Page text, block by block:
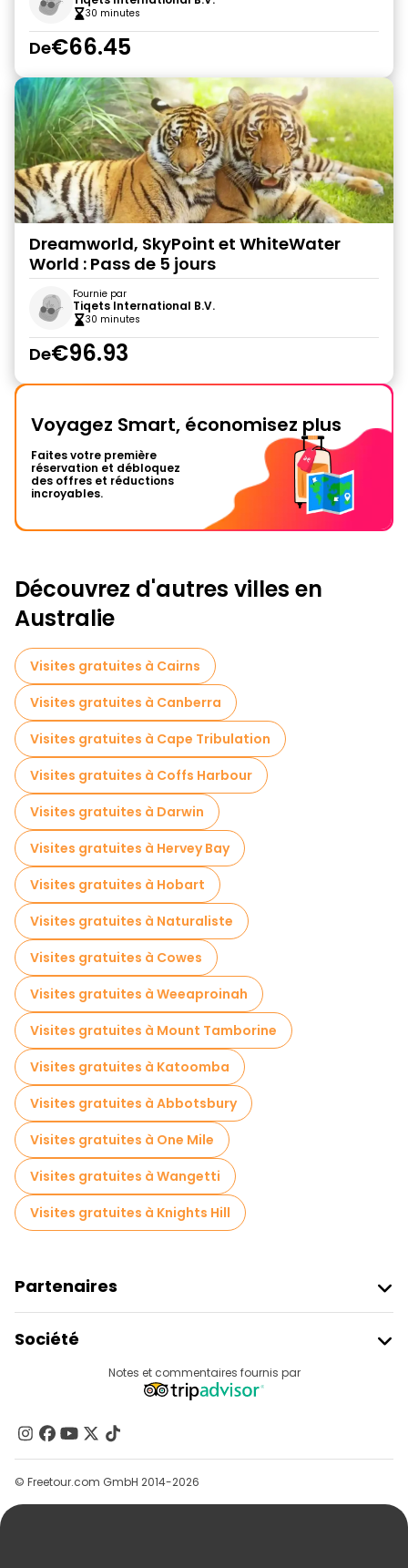
30 minutes
De€66.45
Dreamworld, SkyPoint et WhiteWater
World : Pass de 5 jours
Fournie par
Tiqets International B.V.
30 minutes
De€96.93
Voyagez Smart, économisez plus
Faites votre première
réservation et débloquez
des offres et réductions
incroyables.
Découvrez d'autres villes en
Australie
Visites gratuites à Cairns
Visites gratuites à Canberra
Visites gratuites à Cape Tribulation
Visites gratuites à Coffs Harbour
Visites gratuites à Darwin
Visites gratuites à Hervey Bay
Visites gratuites à Hobart
Visites gratuites à Naturaliste
Visites gratuites à Cowes
Visites gratuites à Weeaproinah
Visites gratuites à Mount Tamborine
Visites gratuites à Katoomba
Visites gratuites à Abbotsbury
Visites gratuites à One Mile
Visites gratuites à Wangetti
Visites gratuites à Knights Hill
Partenaires
Connexion Du Fournisseur
Programme D’affiliation
Société
Contactez-Nous
Groupes
Aide
Notes et commentaires fournis par
© Freetour.com GmbH 2014-2026